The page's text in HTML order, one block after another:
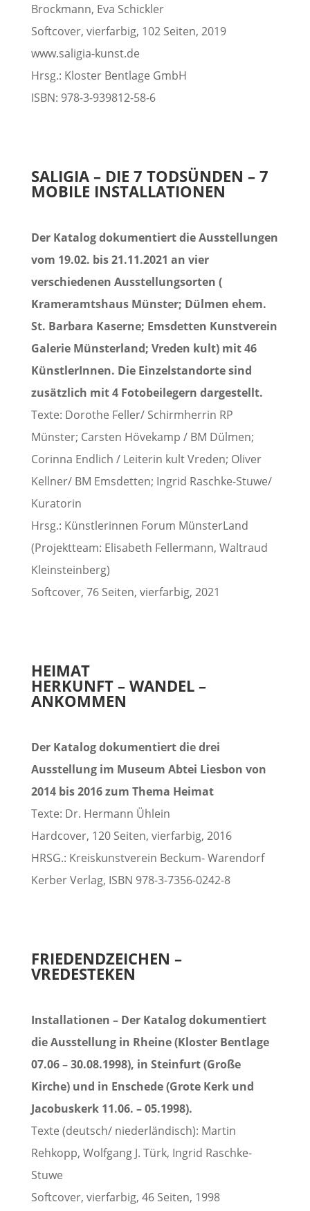
Brockmann, Eva Schickler
Softcover, vierfarbig, 102 Seiten, 2019
www.saligia-kunst.de
Hrsg.: Kloster Bentlage GmbH
ISBN: 978-3-939812-58-6
SALIGIA – DIE 7 TODSÜNDEN – 7
MOBILE INSTALLATIONEN
Der Katalog dokumentiert die Ausstellungen
vom 19.02. bis 21.11.2021 an vier
verschiedenen Ausstellungsorten (
Krameramtshaus Münster; Dülmen ehem.
St. Barbara Kaserne; Emsdetten Kunstverein
Galerie Münsterland; Vreden kult) mit 46
KünstlerInnen. Die Einzelstandorte sind
zusätzlich mit 4 Fotobeilegern dargestellt.
Texte: Dorothe Feller/ Schirmherrin RP
Münster; Carsten Hövekamp / BM Dülmen;
Corinna Endlich / Leiterin kult Vreden; Oliver
Kellner/ BM Emsdetten; Ingrid Raschke-Stuwe/
Kuratorin
Hrsg.: Künstlerinnen Forum MünsterLand
(Projektteam: Elisabeth Fellermann, Waltraud
Kleinsteinberg)
Softcover, 76 Seiten, vierfarbig, 2021
HEIMAT
HERKUNFT – WANDEL –
ANKOMMEN
Der Katalog dokumentiert die drei
Ausstellung im Museum Abtei Liesbon von
2014 bis 2016 zum Thema Heimat
Texte: Dr. Hermann Ühlein
Hardcover, 120 Seiten, vierfarbig, 2016
HRSG.: Kreiskunstverein Beckum- Warendorf
Kerber Verlag, ISBN 978-3-7356-0242-8
FRIEDENDZEICHEN –
VREDESTEKEN
Installationen – Der Katalog dokumentiert
die Ausstellung in Rheine (Kloster Bentlage
07.06 – 30.08.1998), in Steinfurt (Große
Kirche) und in Enschede (Grote Kerk und
Jacobuskerk 11.06. – 05.1998).
Texte (deutsch/ niederländisch): Martin
Rehkopp, Wolfgang J. Türk, Ingrid Raschke-
Stuwe
Softcover, vierfarbig, 46 Seiten, 1998